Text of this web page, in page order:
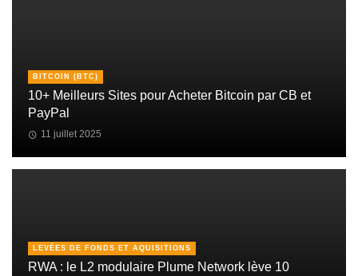
BITCOIN (BTC)
10+ Meilleurs Sites pour Acheter Bitcoin par CB et
PayPal
11 juillet 2025
LEVÉES DE FONDS ET AQUISITIONS
RWA : le L2 modulaire Plume Network lève 10